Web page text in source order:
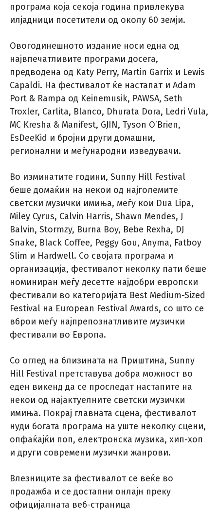
програма која секоја година привлекува
илјадници посетители од околу 60 земји.
Овогодинешното издание носи една од
највпечатливите програми досега,
предводена од Katy Perry, Martin Garrix и Lewis
Capaldi. На фестивалот ќе настапат и Adam
Port & Rampa од Keinemusik, PAWSA, Seth
Troxler, Carlita, Blanco, Dhurata Dora, Ledri Vula,
MC Kresha & Manifest, GJIN, Tyson O’Brien,
EsDeeKid и бројни други домашни,
регионални и меѓународни изведувачи.
Во изминатите години, Sunny Hill Festival
беше домаќин на некои од најголемите
светски музички имиња, меѓу кои Dua Lipa,
Miley Cyrus, Calvin Harris, Shawn Mendes, J
Balvin, Stormzy, Burna Boy, Bebe Rexha, DJ
Snake, Black Coffee, Peggy Gou, Anyma, Fatboy
Slim и Hardwell. Со својата програма и
организација, фестивалот неколку пати беше
номиниран меѓу десетте најдобри европски
фестивали во категоријата Best Medium-Sized
Festival на European Festival Awards, со што се
вброи меѓу најпрепознатливите музички
фестивали во Европа.
Со оглед на близината на Приштина, Sunny
Hill Festival претставува добра можност во
еден викенд да се проследат настапите на
некои од најактуелните светски музички
имиња. Покрај главната сцена, фестивалот
нуди богата програма на уште неколку сцени,
опфаќајќи поп, електронска музика, хип-хоп
и други современи музички жанрови.
Влезниците за фестивалот се веќе во
продажба и се достапни онлајн преку
официјалната веб-страница